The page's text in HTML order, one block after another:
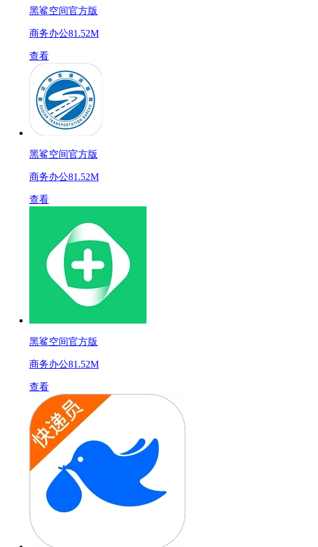
黑鲨空间官方版
商务办公81.52M
查看
黑鲨空间官方版
商务办公81.52M
查看
黑鲨空间官方版
商务办公81.52M
查看